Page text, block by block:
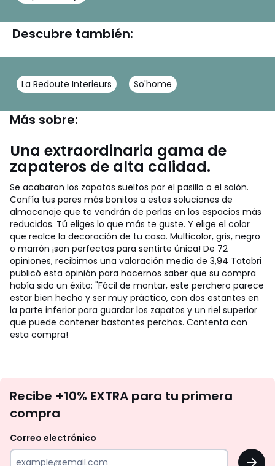
Descubre también:
La Redoute Interieurs So'home
Más sobre:
Una extraordinaria gama de
zapateros de alta calidad.
Se acabaron los zapatos sueltos por el pasillo o el salón.
Confía tus pares más bonitos a estas soluciones de
almacenaje que te vendrán de perlas en los espacios más
reducidos. Tú eliges lo que más te guste. Y elige el color
que realce la decoración de tu casa. Multicolor, gris, negro
o marrón ¡son perfectos para sentirte única! De 72
opiniones, recibimos una valoración media de 3,94 Tatabri
publicó esta opinión para hacernos saber que su compra
había sido un éxito: "Fácil de montar, este perchero parece
estar bien hecho y ser muy práctico, con dos estantes en
la parte inferior para guardar los zapatos y un riel superior
que puede contener bastantes perchas. Contenta con
esta compra!
te
tu
Recibe +10% EXTRA para tu primera
compra
Correo electrónico
OK